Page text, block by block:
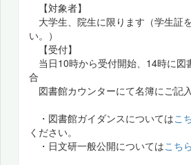
【対象者】
大学生、院生に限ります（学生証
い。）
【受付】
当日10時から受付開始、14時に図
合
図書館カウンターにて名簿にご記
・図書館ガイダンスについてはこ
ください。
・日文研一般公開についてはこちら